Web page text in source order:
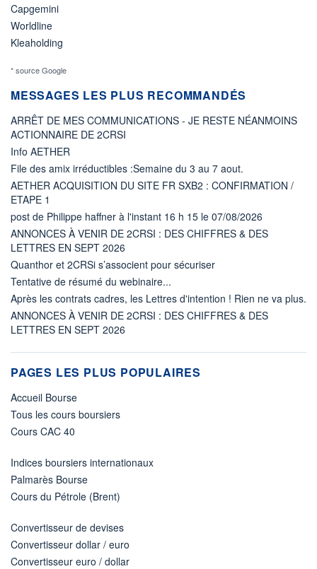
Capgemini
Worldline
Kleaholding
* source Google
MESSAGES LES PLUS RECOMMANDÉS
ARRÊT DE MES COMMUNICATIONS - JE RESTE NÉANMOINS
ACTIONNAIRE DE 2CRSI
Info AETHER
File des amix irréductibles :Semaine du 3 au 7 aout.
AETHER ACQUISITION DU SITE FR SXB2 : CONFIRMATION /
ETAPE 1
post de Philippe haffner à l'instant 16 h 15 le 07/08/2026
ANNONCES À VENIR DE 2CRSI : DES CHIFFRES & DES
LETTRES EN SEPT 2026
Quanthor et 2CRSi s’associent pour sécuriser
Tentative de résumé du webinaire...
Après les contrats cadres, les Lettres d'intention ! Rien ne va plus.
ANNONCES À VENIR DE 2CRSI : DES CHIFFRES & DES
LETTRES EN SEPT 2026
PAGES LES PLUS POPULAIRES
Accueil Bourse
Tous les cours boursiers
Cours CAC 40
Indices boursiers internationaux
Palmarès Bourse
Cours du Pétrole (Brent)
Convertisseur de devises
Convertisseur dollar / euro
Convertisseur euro / dollar